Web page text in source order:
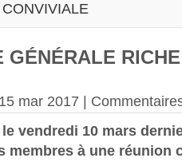
GÉNÉRALE
mar 2017 |
vendredi 10 mars
membres à une réunion